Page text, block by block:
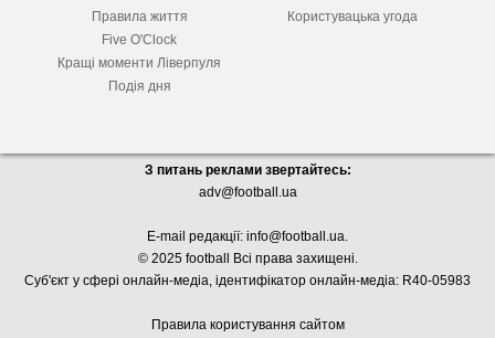
Правила життя
Five O'Clock
Кращі моменти Ліверпуля
Подія дня
Користувацька угода
З питань реклами звертайтесь:
adv@football.ua
E-mail редакції: info@football.ua.
© 2025 football Всі права захищені.
Суб'єкт у сфері онлайн-медіа, ідентифікатор онлайн-медіа: R40-05983
Правила користування сайтом